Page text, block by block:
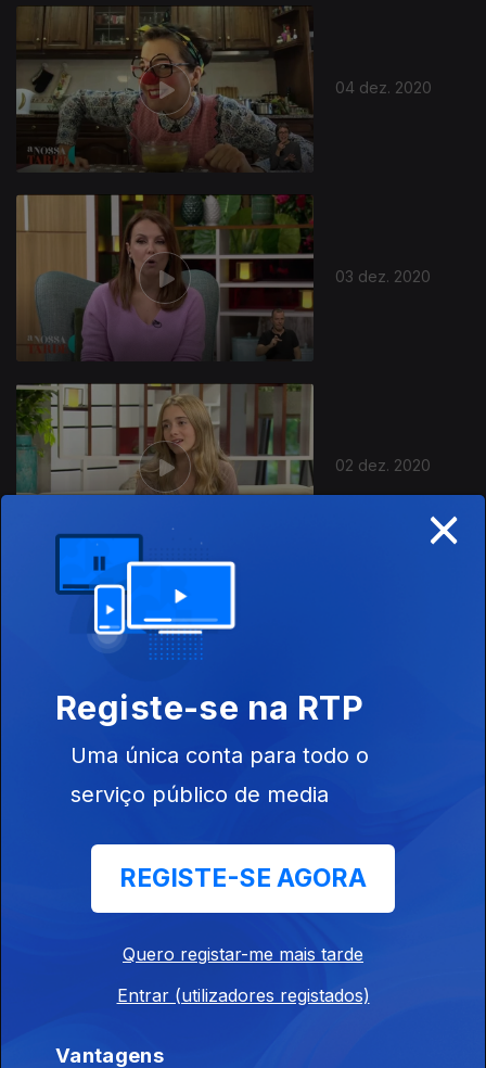
04 dez. 2020
03 dez. 2020
02 dez. 2020
30 nov. 2020
×
Registe-se na RTP
Uma única conta para todo o
serviço público de media
REGISTE-SE AGORA
Quero registar-me mais tarde
Entrar (utilizadores registados)
Vantagens